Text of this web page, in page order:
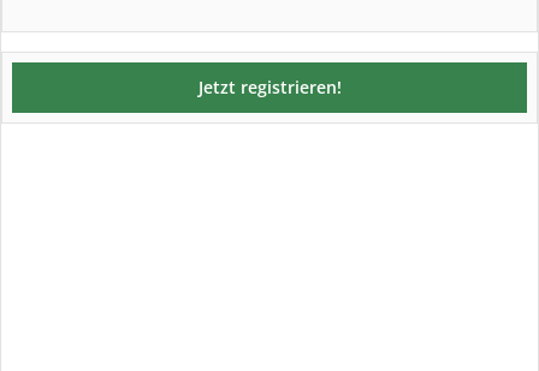
Jetzt registrieren!